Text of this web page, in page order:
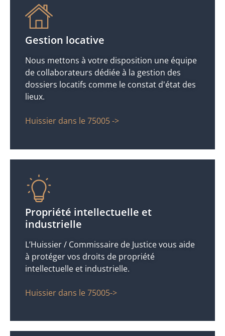
Gestion locative
Nous mettons à votre disposition une équipe
de collaborateurs dédiée à la gestion des
dossiers locatifs comme le constat d'état des
lieux.
Huissier dans le 75005 ->
Propriété intellectuelle et
industrielle
L’Huissier / Commissaire de Justice vous aide
à protéger vos droits de propriété
intellectuelle et industrielle.
Huissier dans le 75005->